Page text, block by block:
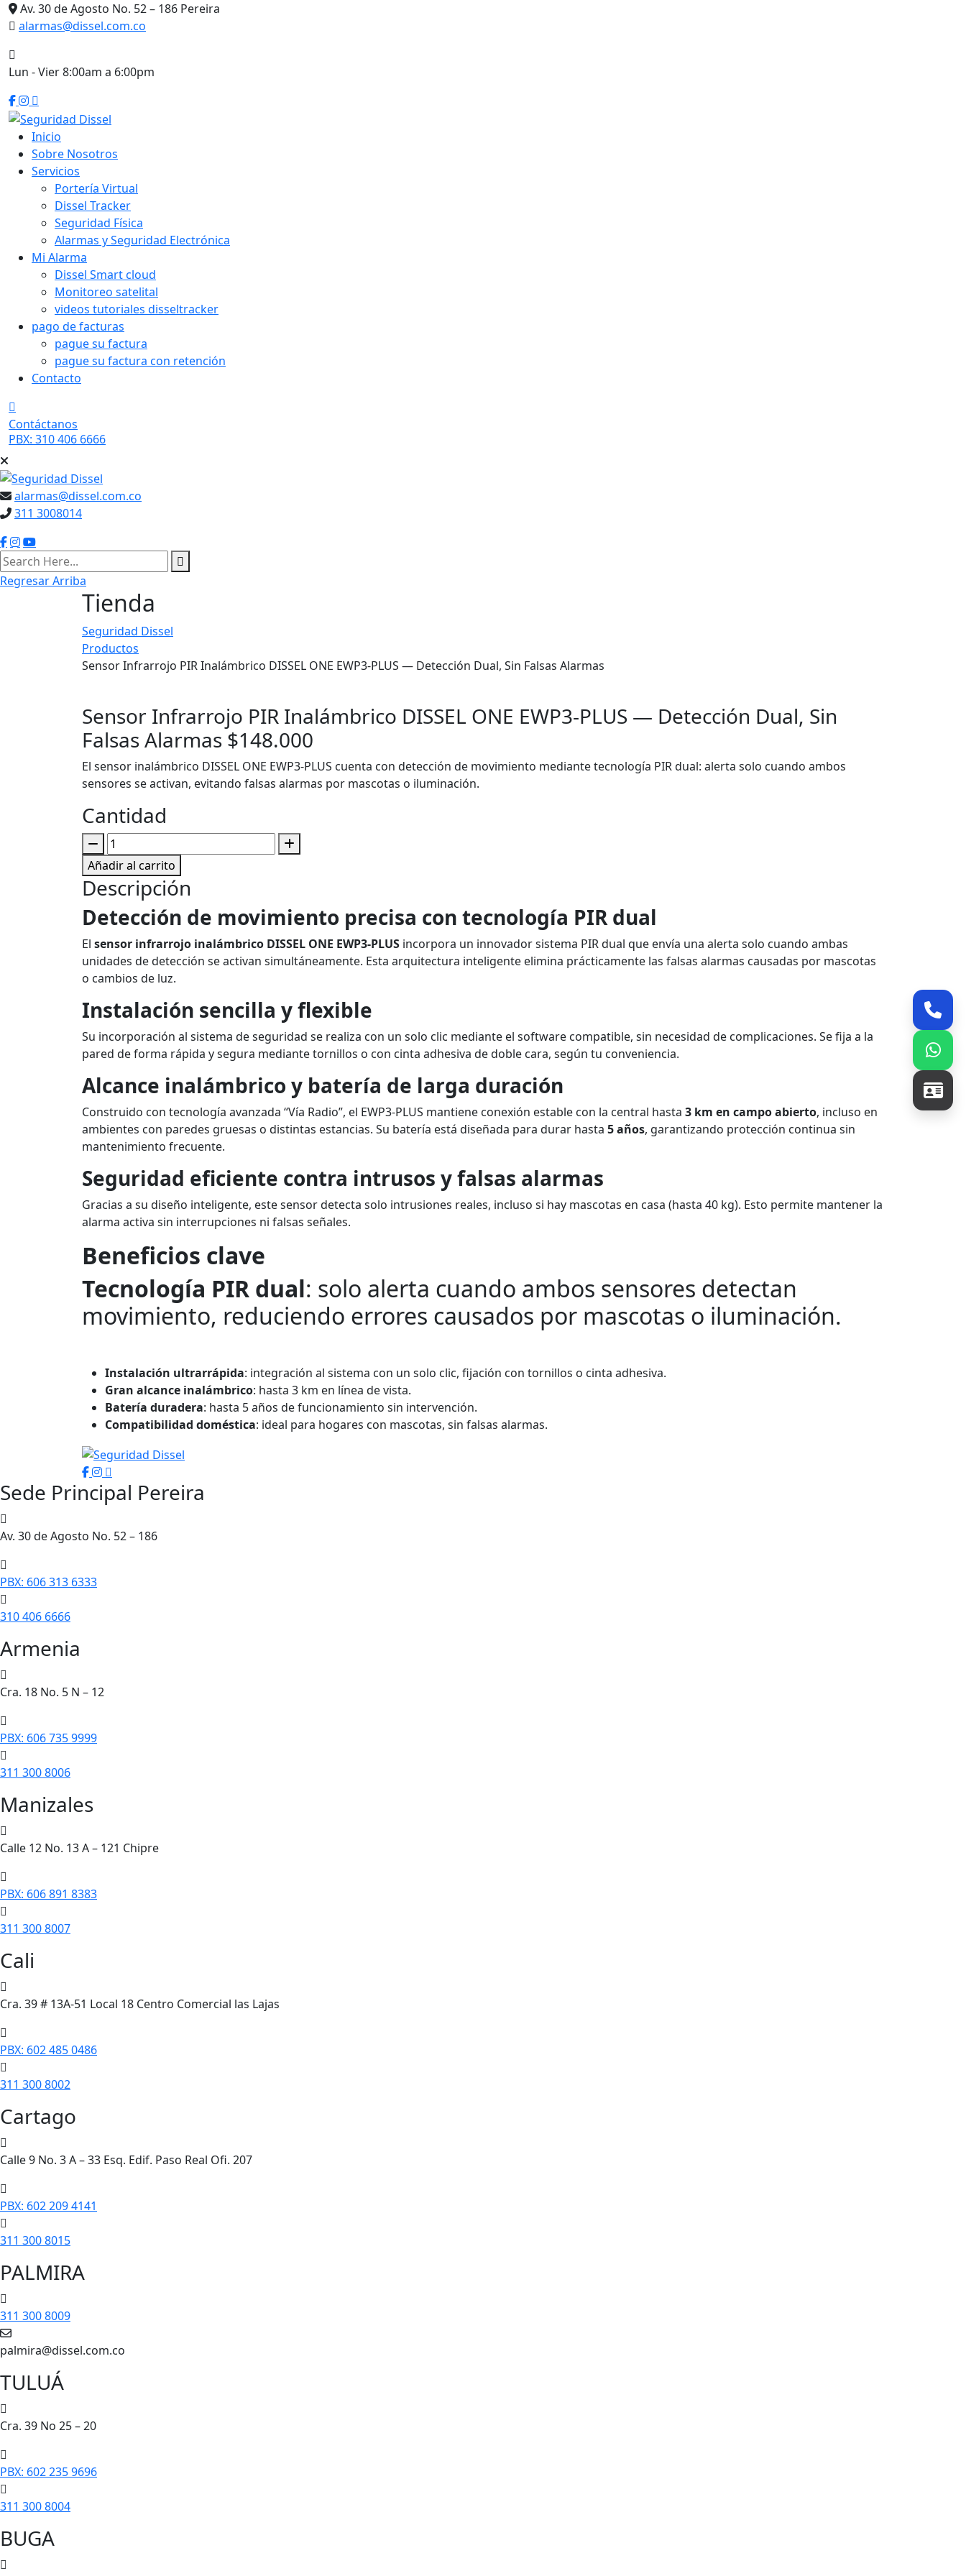
Skip
to
Av. 30 de Agosto No. 52 – 186 Pereira
alarmas@dissel.com.co
Lun - Vier 8:00am a 6:00pm
Inicio
Sobre Nosotros
Servicios
Portería Virtual
Dissel Tracker
Seguridad Física
Alarmas y Seguridad Electrónica
Mi Alarma
Dissel Smart cloud
Monitoreo satelital
videos tutoriales disseltracker
pago de facturas
pague su factura
pague su factura con retención
Contacto
Contáctanos
PBX: 310 406 6666
alarmas@dissel.com.co
311 3008014
Regresar Arriba
Tienda
Seguridad Dissel
Productos
Sensor Infrarrojo PIR Inalámbrico DISSEL ONE EWP3-PLUS — Detección Dual, Sin Falsas Alarmas
Sensor Infrarrojo PIR Inalámbrico DISSEL ONE EWP3-PLUS — Detección Dual, Sin
Falsas Alarmas $148.000
El sensor inalámbrico DISSEL ONE EWP3-PLUS cuenta con detección de movimiento mediante tecnología PIR dual: alerta solo cuando ambos
sensores se activan, evitando falsas alarmas por mascotas o iluminación.
Cantidad
Sensor
Infrarrojo
PIR
Inalámbrico
DISSEL
ONE
EWP3-
PLUS
—
Dual,
Sin
Falsas
Alarmas
quantity
Añadir al carrito
Descripción
Detección de movimiento precisa con tecnología PIR dual
El sensor infrarrojo inalámbrico DISSEL ONE EWP3-PLUS incorpora un innovador sistema PIR dual que envía una alerta solo cuando ambas
unidades de detección se activan simultáneamente. Esta arquitectura inteligente elimina prácticamente las falsas alarmas causadas por mascotas
o cambios de luz.
Instalación sencilla y flexible
Su incorporación al sistema de seguridad se realiza con un solo clic mediante el software compatible, sin necesidad de complicaciones. Se fija a la
pared de forma rápida y segura mediante tornillos o con cinta adhesiva de doble cara, según tu conveniencia.
Alcance inalámbrico y batería de larga duración
Construido con tecnología avanzada “Vía Radio”, el EWP3-PLUS mantiene conexión estable con la central hasta 3 km en campo abierto, incluso en
ambientes con paredes gruesas o distintas estancias. Su batería está diseñada para durar hasta 5 años, garantizando protección continua sin
mantenimiento frecuente.
Seguridad eficiente contra intrusos y falsas alarmas
Gracias a su diseño inteligente, este sensor detecta solo intrusiones reales, incluso si hay mascotas en casa (hasta 40 kg). Esto permite mantener la
alarma activa sin interrupciones ni falsas señales.
Beneficios clave
Tecnología PIR dual: solo alerta cuando ambos sensores detectan
movimiento, reduciendo errores causados por mascotas o iluminación.
Instalación ultrarrápida: integración al sistema con un solo clic, fijación con tornillos o cinta adhesiva.
Gran alcance inalámbrico: hasta 3 km en línea de vista.
Batería duradera: hasta 5 años de funcionamiento sin intervención.
Compatibilidad doméstica: ideal para hogares con mascotas, sin falsas alarmas.
Sede Principal Pereira
Av. 30 de Agosto No. 52 – 186
PBX: 606 313 6333
310 406 6666
Armenia
Cra. 18 No. 5 N – 12
PBX: 606 735 9999
311 300 8006
Manizales
Calle 12 No. 13 A – 121 Chipre
PBX: 606 891 8383
311 300 8007
Cali
Cra. 39 # 13A-51 Local 18 Centro Comercial las Lajas
PBX: 602 485 0486
311 300 8002
Cartago
Calle 9 No. 3 A – 33 Esq. Edif. Paso Real Ofi. 207
PBX: 602 209 4141
311 300 8015
PALMIRA
311 300 8009
palmira@dissel.com.co
TULUÁ
Cra. 39 No 25 – 20
PBX: 602 235 9696
311 300 8004
BUGA